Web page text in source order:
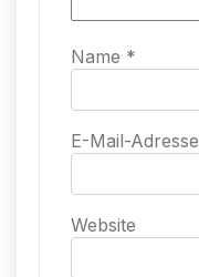
Name *
E-Mail-Adresse
Website